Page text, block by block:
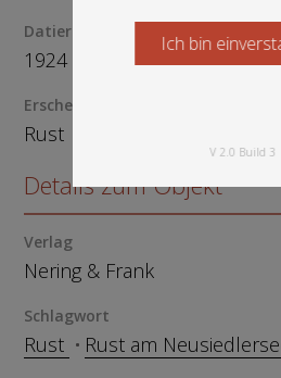
Ich bin
Starten Sie
V 2.0 Build 3
Datierung
1924
Erscheinungsort
Rust
Details zum Objekt
Verlag
Nering & Frank
Schlagwort
Rust Rust am